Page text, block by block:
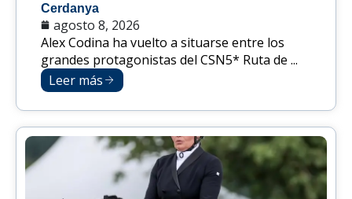
Cerdanya
agosto 8, 2026
Alex Codina ha vuelto a situarse entre los
grandes protagonistas del CSN5* Ruta de ...
Leer más